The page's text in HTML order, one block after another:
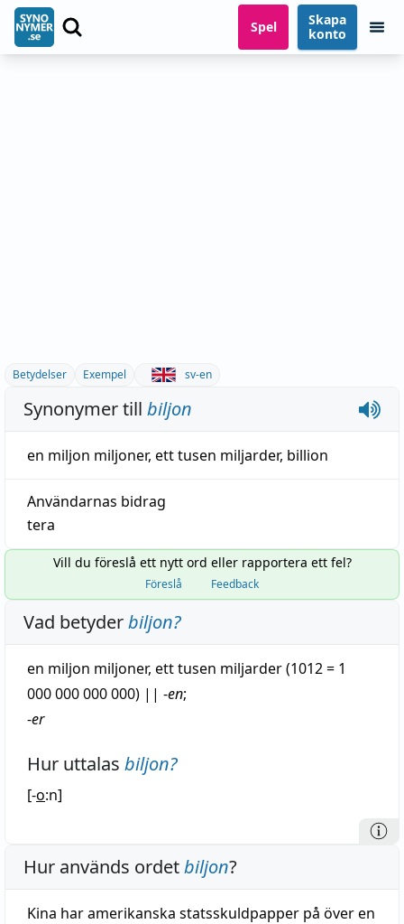
Spel
Skapa
konto
Betydelser Exempel sv-en
Synonymer till biljon
en miljon miljoner, ett tusen miljarder, billion
Användarnas bidrag
tera
Vill du föreslå ett nytt ord eller rapportera ett fel?
Föreslå Feedback
Vad betyderbiljon?
en miljon miljoner, etttusen miljarder (1012 = 1
000 000 000 000) || -en;
-er
Hur uttalas biljon?
[-o:n]
Hur används ordetbiljon?
Kina har amerikanska statsskuldpapper på över en